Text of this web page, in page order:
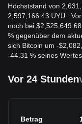
Höchststand von
2,597,166.43 UYU .
noch bei
% gegenüber dem
sich Bitcoin um -$
-44.31 % seines
Vor 24 Stunden
Betrag